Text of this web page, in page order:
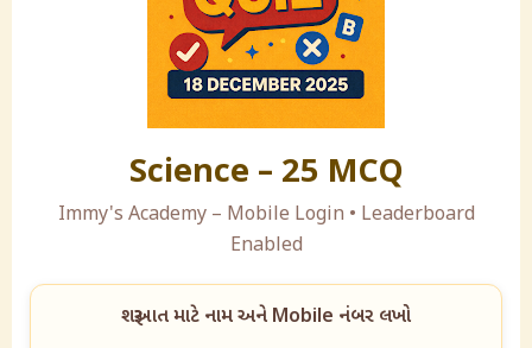
Science – 25 MCQ
Immy's Academy – Mobile Login • Leaderboard
Enabled
શરૂઆત માટે નામ અને Mobile નંબર લખો